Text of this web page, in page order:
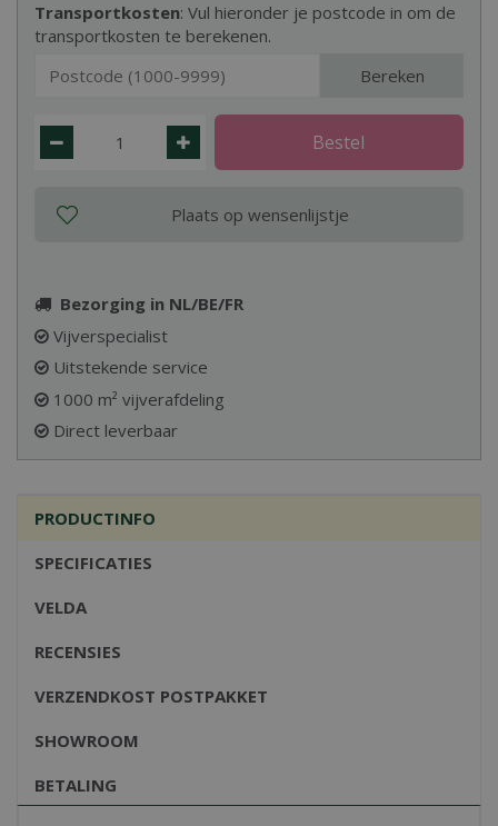
Transportkosten: Vul hieronder je postcode in om de
transportkosten te berekenen.
Bereken
Bezorging in NL/BE/FR
Vijverspecialist
Uitstekende service
1000 m² vijverafdeling
Direct leverbaar
PRODUCTINFO
SPECIFICATIES
VELDA
RECENSIES
VERZENDKOST POSTPAKKET
SHOWROOM
BETALING